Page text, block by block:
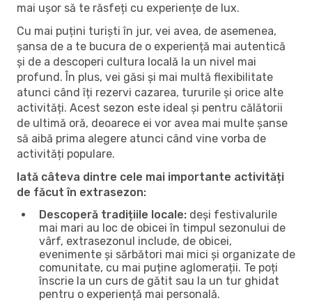
mai ușor să te răsfeți cu experiențe de lux.
Cu mai puțini turiști în jur, vei avea, de asemenea,
șansa de a te bucura de o experiență mai autentică
și de a descoperi cultura locală la un nivel mai
profund. În plus, vei găsi și mai multă flexibilitate
atunci când îți rezervi cazarea, tururile și orice alte
activități. Acest sezon este ideal și pentru călătorii
de ultimă oră, deoarece ei vor avea mai multe șanse
să aibă prima alegere atunci când vine vorba de
activități populare.
Iată câteva dintre cele mai importante activități
de făcut în extrasezon:
Descoperă tradițiile locale: deși festivalurile
mai mari au loc de obicei în timpul sezonului de
vârf, extrasezonul include, de obicei,
evenimente și sărbători mai mici și organizate de
comunitate, cu mai puține aglomerații. Te poți
înscrie la un curs de gătit sau la un tur ghidat
pentru o experiență mai personală.